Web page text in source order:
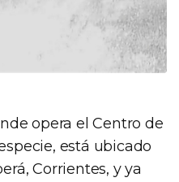
opera el Centro de
está ubicado
Corrientes, y ya